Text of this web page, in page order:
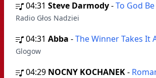
04:31 Steve Darmody-To God
Radio Głos Nadziei
04:31 Abba -The Winner Takes It
Glogow
04:29 NOCNY KOCHANEK-